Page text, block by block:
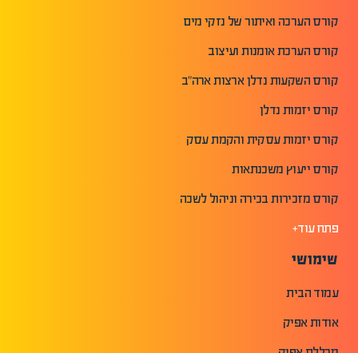
קורס הערכה ואיתור של נזקי מים
קורס הערכת אומנות ועיצוב
קורס השקעות נדלן ארצות ארה"ב
קורס יזמות נדלן
קורס יזמות עסקית והקמת עסק
קורס ייעוץ משכנתאות
קורס מזכירות בכירה וניהול לשכה
פתח עוד+
שימושי
עמוד הבית
אודות אפיק